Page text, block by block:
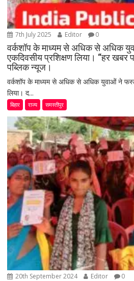
7th July 2025 Editor 0
वर्कशॉप के माध्यम से अधिक से अधिक
एकदिवसीय प्रशिक्षण लिया। “हर खबर
पब्लिक न्यूज।
वर्कशॉप के माध्यम से अधिक से अधिक युवाओं ने
लिया। द...
बिहार राज्य समस्तीपुर
20th September 2024 Editor 0